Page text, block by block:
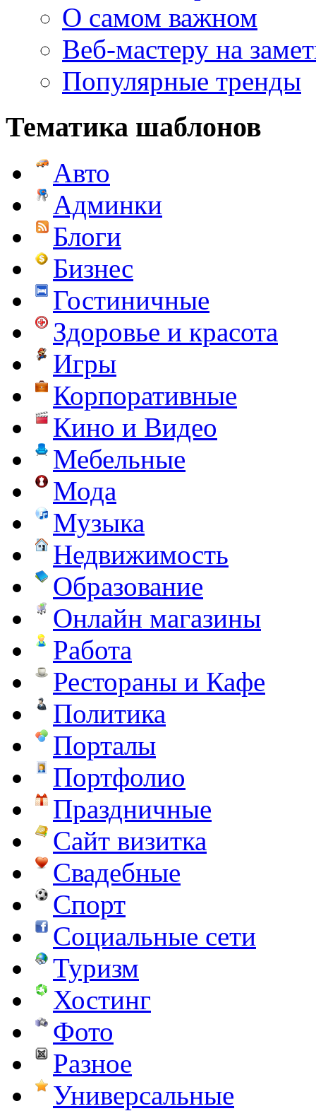
О самом важном
Веб-мастеру на
Популярные тренды
Тематика шаблонов
Авто
Админки
Блоги
Бизнес
Гостиничные
Здоровье и красота
Игры
Корпоративные
Кино и Видео
Мебельные
Мода
Музыка
Недвижимость
Образование
Онлайн магазины
Работа
Рестораны и Кафе
Политика
Порталы
Портфолио
Праздничные
Сайт визитка
Свадебные
Спорт
Социальные сети
Туризм
Хостинг
Фото
Разное
Универсальные